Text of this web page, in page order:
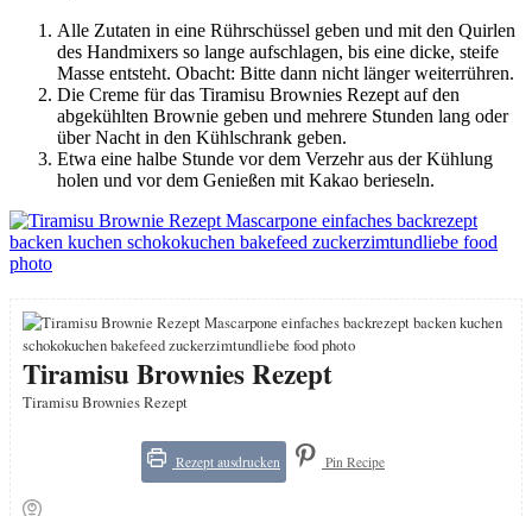
Alle Zutaten in eine Rührschüssel geben und mit den Quirlen
des Handmixers so lange aufschlagen, bis eine dicke, steife
Masse entsteht. Obacht: Bitte dann nicht länger weiterrühren.
Die Creme für das Tiramisu Brownies Rezept auf den
abgekühlten Brownie geben und mehrere Stunden lang oder
über Nacht in den Kühlschrank geben.
Etwa eine halbe Stunde vor dem Verzehr aus der Kühlung
holen und vor dem Genießen mit Kakao berieseln.
Tiramisu Brownies Rezept
Tiramisu Brownies Rezept
Rezept ausdrucken Pin Recipe